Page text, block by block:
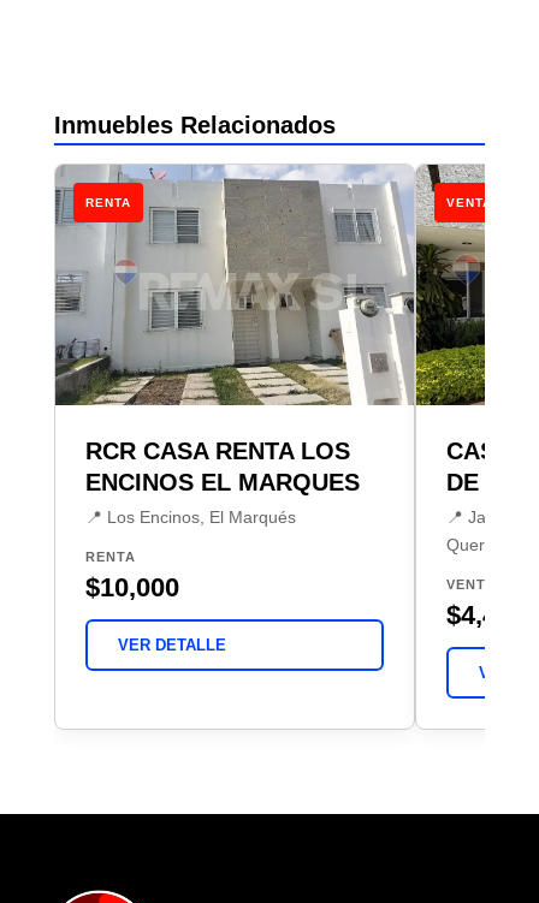
Inmuebles Relacionados
RENTA
RCR CASA RENTA LOS
ENCINOS EL MARQUES
📍 Los Encinos, El Marqués
RENTA
$10,000
VER DETALLE
VENTA
CASA
DE LA
📍
Querétaro
VENTA
VER